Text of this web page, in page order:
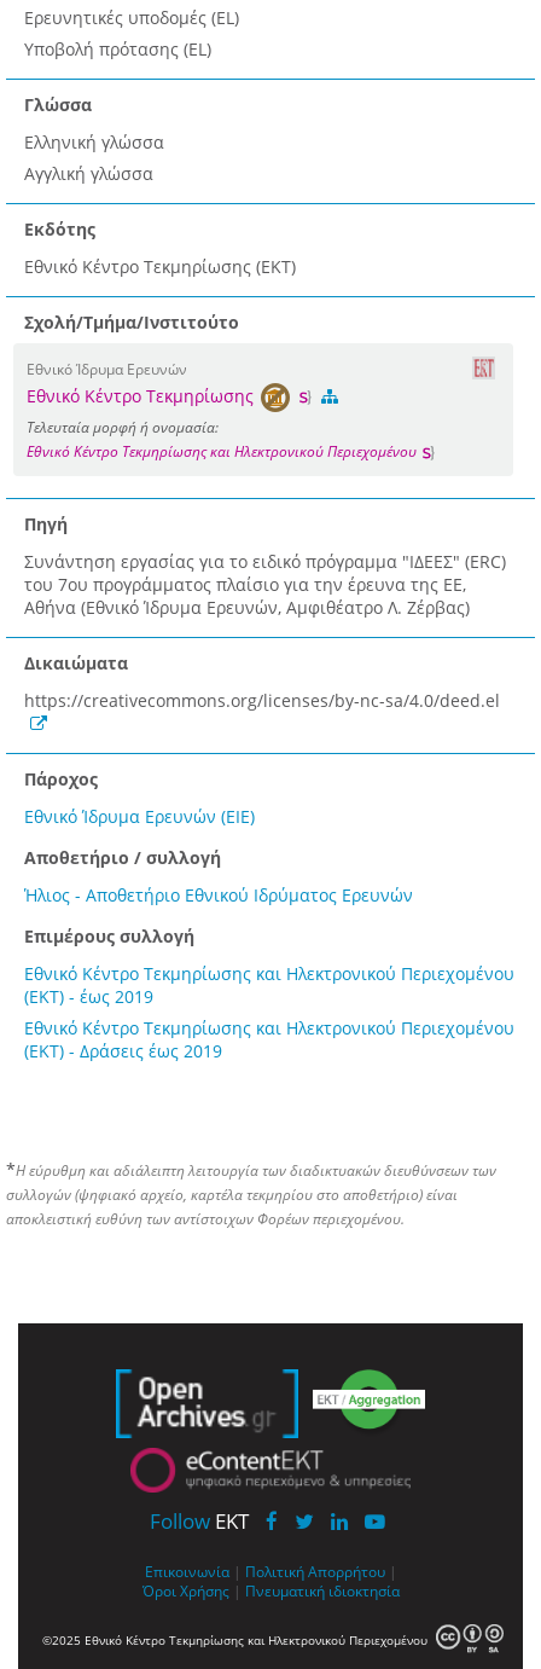
Ερευνητικές υποδομές (EL)
Υποβολή πρότασης (EL)
Γλώσσα
Ελληνική γλώσσα
Αγγλική γλώσσα
Εκδότης
Εθνικό Κέντρο Τεκμηρίωσης (ΕΚΤ)
Σχολή/Τμήμα/Ινστιτούτο
Εθνικό Ίδρυμα Ερευνών
Εθνικό Κέντρο Τεκμηρίωσης
Τελευταία μορφή ή ονομασία:
Εθνικό Κέντρο Τεκμηρίωσης και Ηλεκτρονικού Περιεχομένου
Πηγή
Συνάντηση εργασίας για το ειδικό πρόγραμμα "ΙΔΕΕΣ" (ERC)
του 7ου προγράμματος πλαίσιο για την έρευνα της ΕΕ,
Αθήνα (Εθνικό Ίδρυμα Ερευνών, Αμφιθέατρο Λ. Ζέρβας)
Δικαιώματα
https://creativecommons.org/licenses/by-nc-sa/4.0/deed.el
Πάροχος
Εθνικό Ίδρυμα Ερευνών (ΕΙΕ)
Αποθετήριο / συλλογή
Ήλιος - Αποθετήριο Εθνικού Ιδρύματος Ερευνών
Επιμέρους συλλογή
Εθνικό Κέντρο Τεκμηρίωσης και Ηλεκτρονικού Περιεχομένου
(ΕΚΤ) - έως 2019
Εθνικό Κέντρο Τεκμηρίωσης και Ηλεκτρονικού Περιεχομένου
(ΕΚΤ) - Δράσεις έως 2019
*Η εύρυθμη και αδιάλειπτη λειτουργία των διαδικτυακών διευθύνσεων των
συλλογών (ψηφιακό αρχείο, καρτέλα τεκμηρίου στο αποθετήριο) είναι
αποκλειστική ευθύνη των αντίστοιχων Φορέων περιεχομένου.
Follow EKT
Επικοινωνία | Πολιτική Απορρήτου |
Όροι Χρήσης | Πνευματική ιδιοκτησία
©2025 Εθνικό Κέντρο Τεκμηρίωσης και Ηλεκτρονικού Περιεχομένου